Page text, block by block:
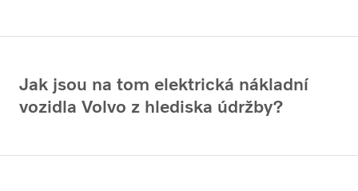
Jak jsou na tom elektrická nákladní
vozidla Volvo z hlediska údržby?